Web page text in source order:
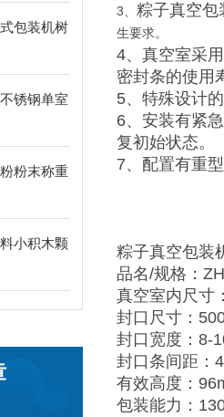
包装机树
锈钢单室
粉末称重
小积木颗
3、 粽子真空包
生要求。
4、真空室采
密封条的使用
5、特殊设计
6、安装有紧
复初始状态。
7、配置有重
粽子真空包装
品名/规格：
真空室内尺寸
封口尺寸：
封口宽度：8-
封口条间距：
有效高度：
包装能力：